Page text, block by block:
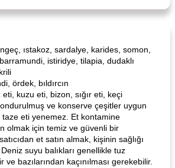
ıstakoz, sardalye, karides, somon,
istiridye, tilapia, dudaklı
ördek, bıldırcın
eti, kuzu eti, bizon, sığır eti, keçi
ve konserve çeşitler uygun
eti yenemez. Et kontamine
olmak için temiz ve güvenli bir
et satın almak, kişinin sağlığı
suyu balıkları genellikle tuz
bazılarından kaçınılması gerekebilir.